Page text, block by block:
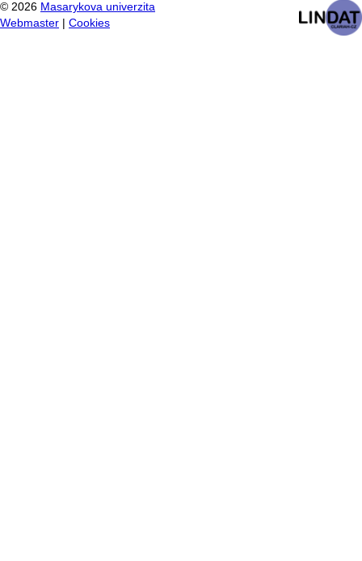
© 2026 Masarykova univerzita
Webmaster
Cookies